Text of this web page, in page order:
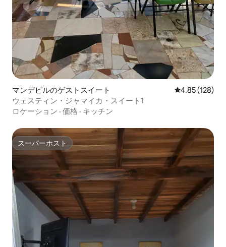
マンデビルのゲストスイート レビュー128
4.85 (128)
ウェスティン・ジャマイカ・スイート1
ロケーション · 価格 · キッチン
スーパーホスト
スーパーホスト